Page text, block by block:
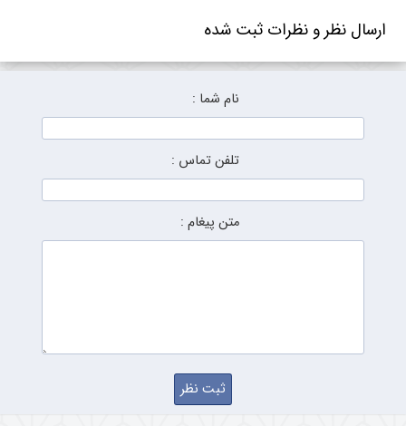
ارسال نظر و نظرات ثبت شده
نام شما :
تلفن تماس :
متن پیغام :